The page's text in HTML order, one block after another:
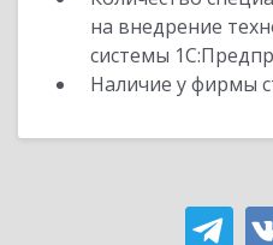
на внедрение
системы
Наличие у фирмы